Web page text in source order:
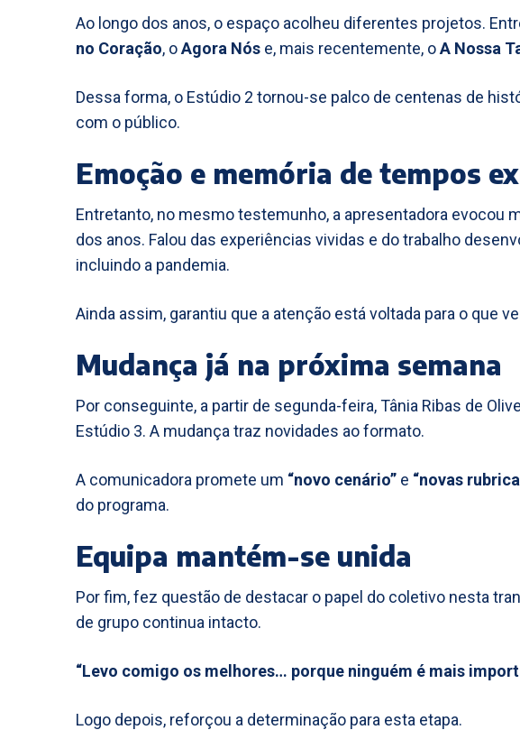
Ao longo dos anos, o espaço acolheu diferentes projetos.
no Coração, oAgora Nós e, mais recentemente, oA Nossa
Dessa forma, o Estúdio 2 tornou-se palco de centenas de
com o público.
Emoção e memória de tempos
Entretanto, no mesmo testemunho, a apresentadora evocou
dos anos. Falou das experiências vividas e do trabalho
incluindo a pandemia.
Ainda assim, garantiu que a atenção está voltada para o que
Mudança já na próxima semana
Por conseguinte, a partir de segunda-feira, Tânia Ribas de
Estúdio 3. A mudança traz novidades ao formato.
A comunicadora promete um “novo cenário” e “novas
do programa.
Equipa mantém-se unida
Por fim, fez questão de destacar o papel do coletivo nesta
de grupo continua intacto.
“Levo comigo os melhores… porque ninguém é mais
Logo depois, reforçou a determinação para esta etapa.